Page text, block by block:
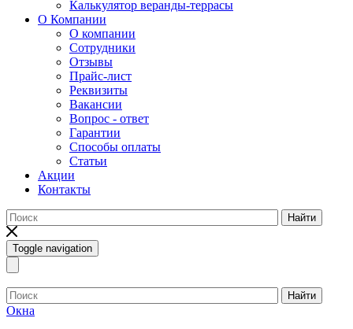
Калькулятор веранды-террасы
О Компании
О компании
Сотрудники
Отзывы
Прайс-лист
Реквизиты
Вакансии
Вопрос - ответ
Гарантии
Способы оплаты
Статьи
Акции
Контакты
Найти
Toggle navigation
Найти
Окна